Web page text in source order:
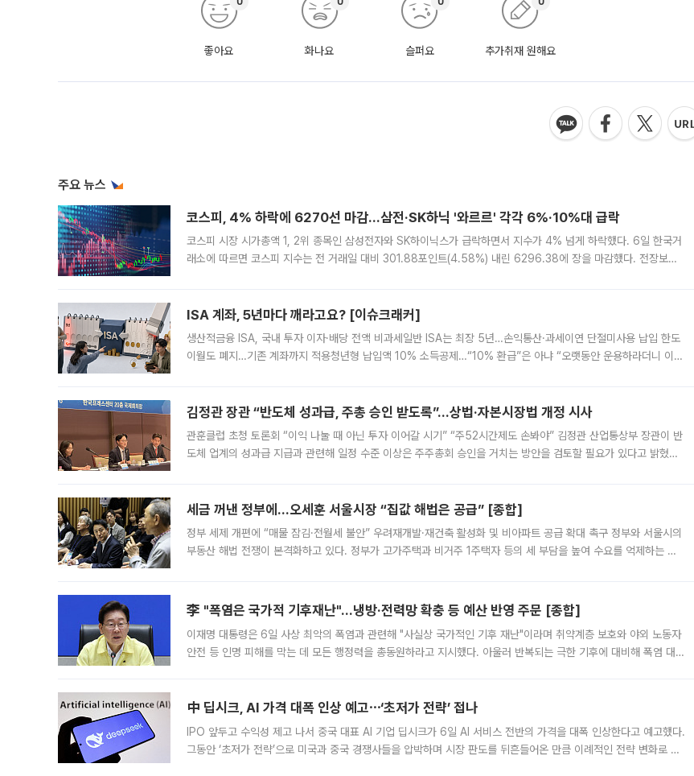
좋아요 화나요 슬퍼요 추가취재 원해요
주요 뉴스
코스피, 4% 하락에 6270선 마감…삼전·SK하닉 '와르르' 각각 6%·10%대 급락
코스피 시장 시가총액 1, 2위 종목인 삼성전자와 SK하이닉스가 급락하면서 지수가 4% 넘게 하락했다. 6일 한국거
래소에 따르면 코스피 지수는 전 거래일 대비 301.88포인트(4.58%) 내린 6296.38에 장을 마감했다. 전장보다
ISA 계좌, 5년마다 깨라고요? [이슈크래커]
생산적금융 ISA, 국내 투자 이자·배당 전액 비과세일반 ISA는 최장 5년…손익통산·과세이연 단절미사용 납입 한도
이월도 폐지…기존 계좌까지 적용청년형 납입액 10% 소득공제…“10% 환급”은 아냐 “오랫동안 운용하라더니 이제
김정관 장관 “반도체 성과급, 주총 승인 받도록”…상법·자본시장법 개정 시사
관훈클럽 초청 토론회 “이익 나눌 때 아닌 투자 이어갈 시기” “주52시간제도 손봐야” 김정관 산업통상부 장관이 반
도체 업계의 성과급 지급과 관련해 일정 수준 이상은 주주총회 승인을 거치는 방안을 검토할 필요가 있다고 밝혔다.
세금 꺼낸 정부에…오세훈 서울시장 “집값 해법은 공급” [종합]
정부 세제 개편에 “매물 잠김·전월세 불안” 우려재개발·재건축 활성화 및 비아파트 공급 확대 촉구 정부와 서울시의
부동산 해법 전쟁이 본격화하고 있다. 정부가 고가주택과 비거주 1주택자 등의 세 부담을 높여 수요를 억제하는 카
李 "폭염은 국가적 기후재난"…냉방·전력망 확충 등 예산 반영 주문 [종합]
이재명 대통령은 6일 사상 최악의 폭염과 관련해 "사실상 국가적인 기후 재난"이라며 취약계층 보호와 야외 노동자
안전 등 인명 피해를 막는 데 모든 행정력을 총동원하라고 지시했다. 아울러 반복되는 극한 기후에 대비해 폭염 대응
中 딥시크, AI 가격 대폭 인상 예고⋯‘초저가 전략’ 접나
IPO 앞두고 수익성 제고 나서 중국 대표 AI 기업 딥시크가 6일 AI 서비스 전반의 가격을 대폭 인상한다고 예고했다.
그동안 ‘초저가 전략’으로 미국과 중국 경쟁사들을 압박하며 시장 판도를 뒤흔들어온 만큼 이례적인 전략 변화로 평